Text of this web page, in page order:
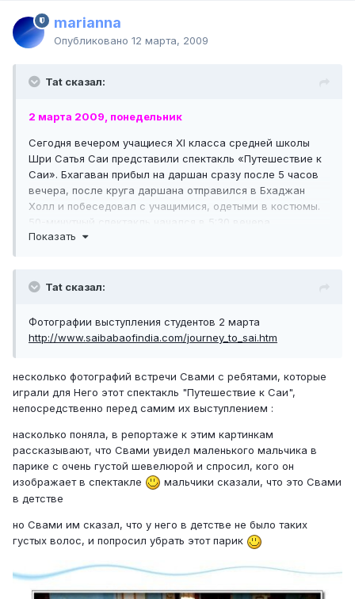
marianna
Опубликовано 12 марта, 2009
Tat сказал:
2 марта 2009, понедельник
Сегодня вечером учащиеся XI класса средней школы
Шри Сатья Саи представили спектакль «Путешествие к
Саи». Бхагаван прибыл на даршан сразу после 5 часов
вечера, после круга даршана отправился в Бхаджан
Холл и побеседовал с учащимися, одетыми в костюмы.
50-минутный спектакль начался в 5:30 вечера, ...
Показать
Tat сказал:
Фотографии выступления студентов 2 марта
http://www.saibabaofindia.com/journey_to_sai.htm
несколько фотографий встречи Свами с ребятами, которые
играли для Него этот спектакль "Путешествие к Саи",
непосредственно перед самим их выступлением :
насколько поняла, в репортаже к этим картинкам
рассказывают, что Свами увидел маленького мальчика в
парике с очень густой шевелюрой и спросил, кого он
изображает в спектакле
мальчики сказали, что это Свами
в детстве
но Свами им сказал, что у него в детстве не было таких
густых волос, и попросил убрать этот парик